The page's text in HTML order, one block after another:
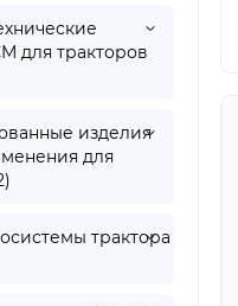
для тракторов
изделия
для
трактора